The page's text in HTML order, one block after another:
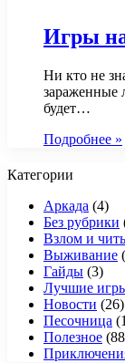
Игры
Ни кто не
зараженные
будет…
Подробнее »
Категории
Аркада (4)
Без рубрики
Взлом и
Выживание
Гайды (3)
Лучшие
Новости (26)
Песочница
Полезное